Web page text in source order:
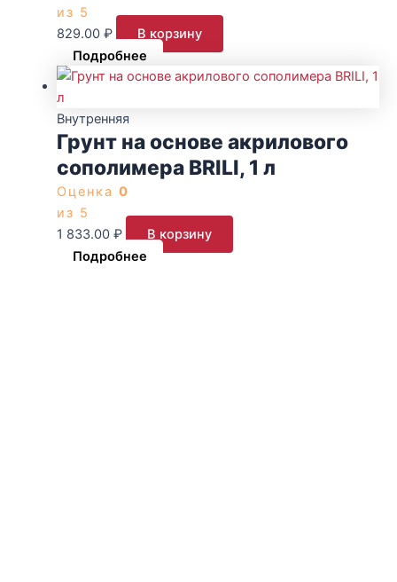
из 5
829.00 ₽
В корзину
Подробнее
Внутренняя
Грунт на основе акрилового
сополимера BRILI, 1 л
Оценка 0
из 5
1 833.00 ₽
В корзину
Подробнее